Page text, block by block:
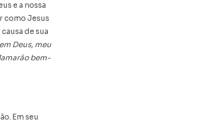
e a nossa
como Jesus
de sua
Deus, meu
bem-
Em seu